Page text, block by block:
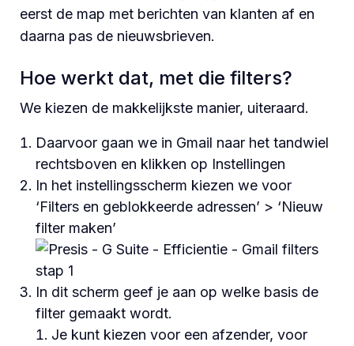
eerst de map met berichten van klanten af en
daarna pas de nieuwsbrieven.
Hoe werkt dat, met die filters?
We kiezen de makkelijkste manier, uiteraard.
Daarvoor gaan we in Gmail naar het tandwiel
rechtsboven en klikken op Instellingen
In het instellingsscherm kiezen we voor
‘Filters en geblokkeerde adressen’ > ‘Nieuw
filter maken’
In dit scherm geef je aan op welke basis de
filter gemaakt wordt.
Je kunt kiezen voor een afzender, voor